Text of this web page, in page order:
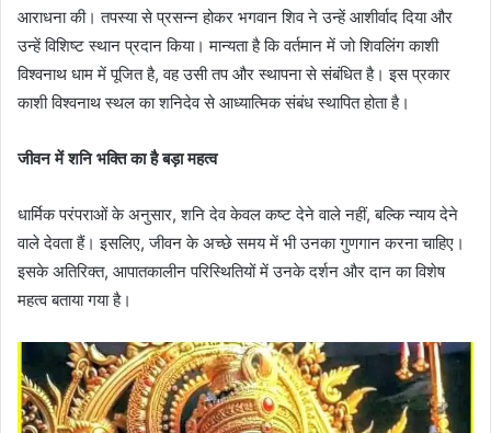
आराधना की। तपस्या से प्रसन्न होकर भगवान शिव ने उन्हें आशीर्वाद दिया और
उन्हें विशिष्ट स्थान प्रदान किया। मान्यता है कि वर्तमान में जो शिवलिंग काशी
विश्वनाथ धाम में पूजित है, वह उसी तप और स्थापना से संबंधित है। इस प्रकार
काशी विश्वनाथ स्थल का शनिदेव से आध्यात्मिक संबंध स्थापित होता है।
जीवन में शनि भक्ति का है बड़ा महत्व
धार्मिक परंपराओं के अनुसार, शनि देव केवल कष्ट देने वाले नहीं, बल्कि न्याय देने
वाले देवता हैं। इसलिए, जीवन के अच्छे समय में भी उनका गुणगान करना चाहिए।
इसके अतिरिक्त, आपातकालीन परिस्थितियों में उनके दर्शन और दान का विशेष
महत्व बताया गया है।